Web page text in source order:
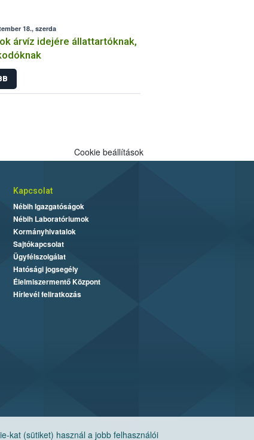
18., szerda
árvíz idejére állattartóknak,
kat (sütiket) használ a jobb felhasználói
Cookie beállítások
Kapcsolat
Nébih Igazgatóságok
Nébih Laboratóriumok
Kormányhivatalok
Sajtókapcsolat
Ügyfélszolgálat
Hatósági jogsegély
Élelmiszermentő Központ
Hírlevél feliratkozás